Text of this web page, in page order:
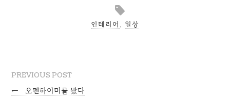
인테리어 일상
PREVIOUS POST
← 오펜하이머를 봤다